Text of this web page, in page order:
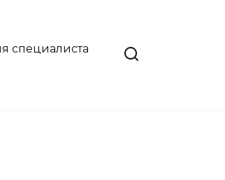
специалиста